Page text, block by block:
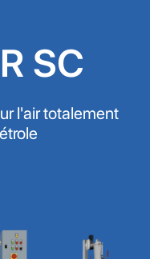
SC
l'air totalement